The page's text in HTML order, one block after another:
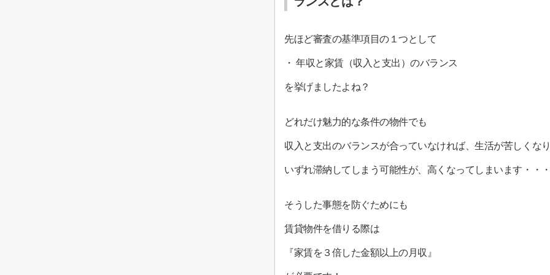
先ほど審査の基準項目の１つとして
・ 年収と家賃（収入と支出）のバランス
を挙げましたよね？
どれだけ魅力的な条件の物件でも
収入と支出のバランスが合っていなければ、生活が苦しくな
いずれ滞納してしまう可能性が、高くなってしまいます・・
そうした事態を防ぐためにも
賃貸物件を借りる際は
『家賃を３倍した金額以上の月収』